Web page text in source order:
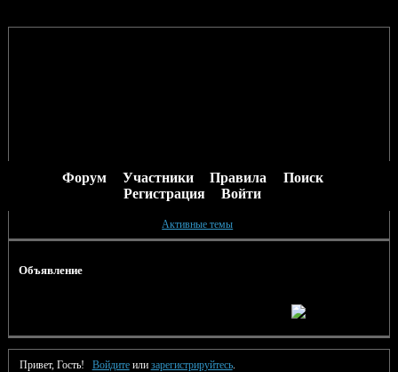
Форум Участники Правила
Поиск
Регистрация
Войти
Активные темы
Объявление
Привет, Гость! Войдитеили зарегистрируйтесь.